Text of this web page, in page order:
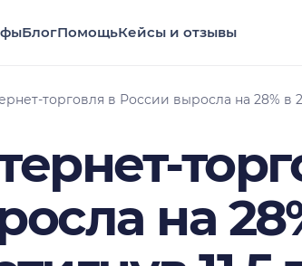
БлогПомощьКейсы и отзывы
торговля в России выросла на 28% в
на